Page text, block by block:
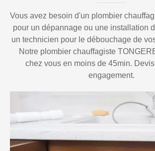
Vous avez besoin d'un plombier
pour un dépannage ou une installation
un technicien pour le débouchage de
Notre plombier chauffagiste
chez vous en moins de 45min.
engagement.